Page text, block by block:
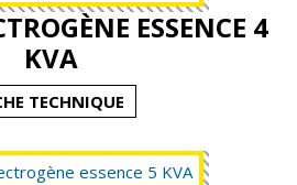
nous ?
Nos agences
Actualités
ESSENCE 4
KVA
TECHNIQUE